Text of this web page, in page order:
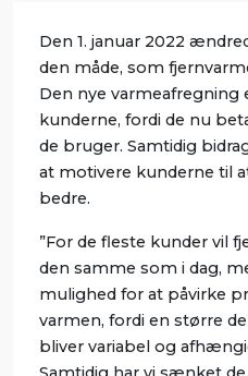
Den 1. januar 2022
den måde, som
Den nye varmeafregning
kunderne, fordi de nu
de bruger. Samtidig
at motivere kunderne til
bedre.
”For de fleste kunder vil
den samme som i dag,
mulighed for at påvirke
varmen, fordi en større
bliver variabel og